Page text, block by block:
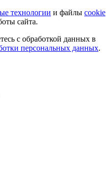
технологии и файлы cookie
сайта.
с обработкой данных в
персональных данных.